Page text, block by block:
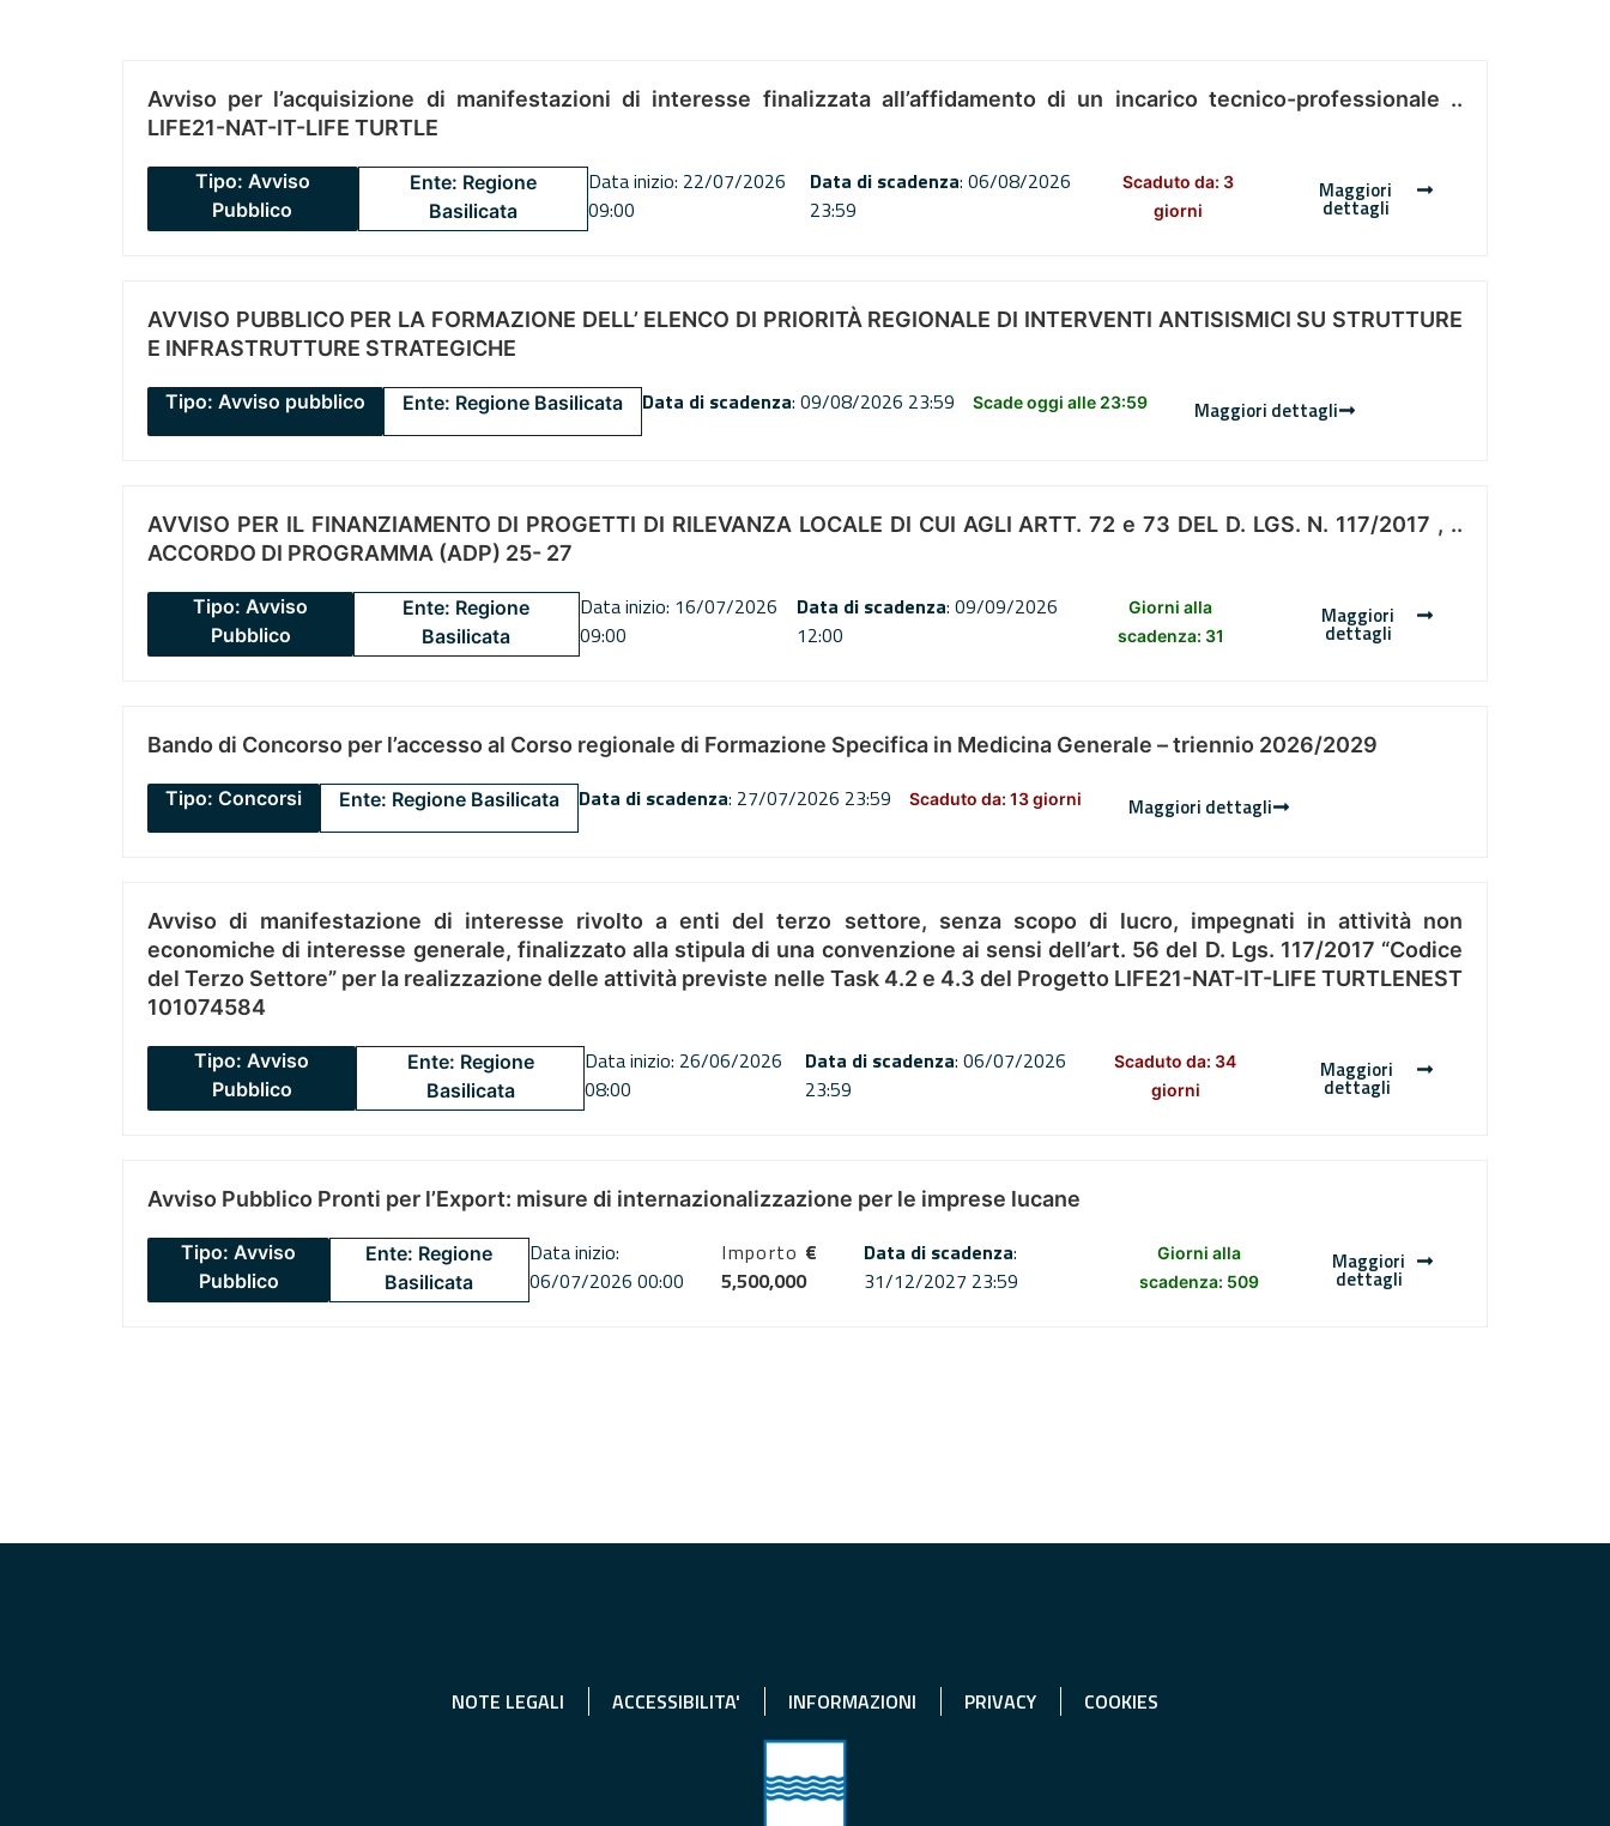
Avviso per l’acquisizione di manifestazioni di interesse finalizzata all’affidamento di un incarico tecnico-professionale ..
LIFE21-NAT-IT-LIFE TURTLE
Tipo: Avviso
Pubblico
Ente: Regione
Basilicata
Data inizio: 22/07/2026
09:00
Data di scadenza: 06/08/2026
23:59
Scaduto da: 3
giorni
Maggiori
dettagli
AVVISO PUBBLICO PER LA FORMAZIONE DELL’ ELENCO DI PRIORITÀ REGIONALE DI INTERVENTI ANTISISMICI SU STRUTTURE
E INFRASTRUTTURE STRATEGICHE
Tipo: Avviso pubblico Ente: Regione Basilicata Data di scadenza: 09/08/2026 23:59 Scade oggi alle 23:59 Maggiori dettagli
AVVISO PER IL FINANZIAMENTO DI PROGETTI DI RILEVANZA LOCALE DI CUI AGLI ARTT. 72 e 73 DEL D. LGS. N. 117/2017 , ..
ACCORDO DI PROGRAMMA (ADP) 25- 27
Tipo: Avviso
Pubblico
Ente: Regione
Basilicata
Data inizio: 16/07/2026
09:00
Data di scadenza: 09/09/2026
12:00
Giorni alla
scadenza: 31
Maggiori
dettagli
Bando di Concorso per l’accesso al Corso regionale di Formazione Specifica in Medicina Generale – triennio 2026/2029
Tipo: Concorsi Ente: Regione Basilicata Data di scadenza: 27/07/2026 23:59 Scaduto da: 13 giorni Maggiori dettagli
Avviso di manifestazione di interesse rivolto a enti del terzo settore, senza scopo di lucro, impegnati in attività non
economiche di interesse generale, finalizzato alla stipula di una convenzione ai sensi dell’art. 56 del D. Lgs. 117/2017 “Codice
del Terzo Settore” per la realizzazione delle attività previste nelle Task 4.2 e 4.3 del Progetto LIFE21-NAT-IT-LIFE TURTLENEST
101074584
Tipo: Avviso
Pubblico
Ente: Regione
Basilicata
Data inizio: 26/06/2026
08:00
Data di scadenza: 06/07/2026
23:59
Scaduto da: 34
giorni
Maggiori
dettagli
Avviso Pubblico Pronti per l’Export: misure di internazionalizzazione per le imprese lucane
Tipo: Avviso
Pubblico
Ente: Regione
Basilicata
Data inizio:
06/07/2026 00:00
Importo €
5,500,000
Data di scadenza:
31/12/2027 23:59
Giorni alla
scadenza: 509
Maggiori
dettagli
NOTE LEGALI ACCESSIBILITA' INFORMAZIONI PRIVACY COOKIES